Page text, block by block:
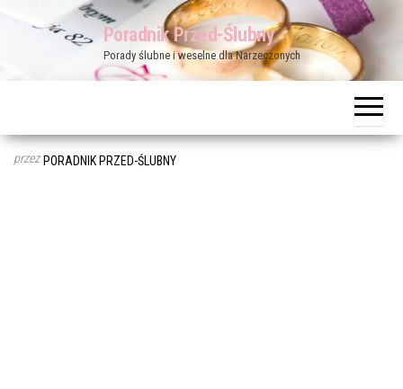
Poradnik Przed-Ślubny
Porady ślubne i weselne dla Narzeczonych
przez PORADNIK PRZED-ŚLUBNY